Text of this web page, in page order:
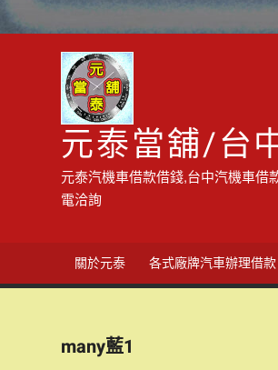
元泰當舖/台
元泰汽機車借款借錢,台中汽機車借
電洽詢
關於元泰 各式廠牌汽車辦理借款
many藍1